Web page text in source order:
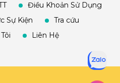
Điều Khoản Sử Dụng
Sự Kiện
Tra cứu
Liên Hệ